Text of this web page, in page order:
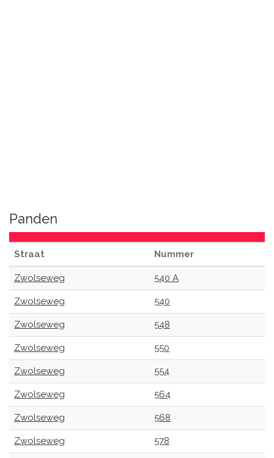
Panden
Straat Nummer
Zwolseweg 540 A
Zwolseweg 540
Zwolseweg 548
Zwolseweg 550
Zwolseweg 554
Zwolseweg 564
Zwolseweg 568
Zwolseweg 578